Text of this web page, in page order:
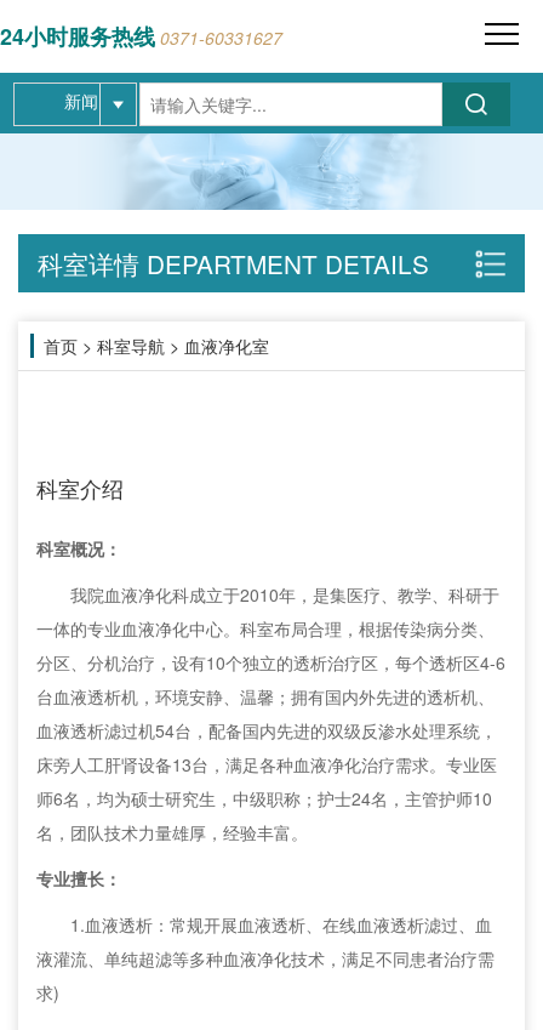
24小时服务热线 0371-60331627
新闻
科室详情 DEPARTMENT DETAILS
首页 > 科室导航 > 血液净化室
科室介绍
科室概况：
我院血液净化科成立于2010年，是集医疗、教学、科研于
一体的专业血液净化中心。科室布局合理，根据传染病分类、
分区、分机治疗，设有10个独立的透析治疗区，每个透析区4-6
台血液透析机，环境安静、温馨；拥有国内外先进的透析机、
血液透析滤过机54台，配备国内先进的双级反渗水处理系统，
床旁人工肝肾设备13台，满足各种血液净化治疗需求。专业医
师6名，均为硕士研究生，中级职称；护士24名，主管护师10
名，团队技术力量雄厚，经验丰富。
专业擅长：
1.血液透析：常规开展血液透析、在线血液透析滤过、血
液灌流、单纯超滤等多种血液净化技术，满足不同患者治疗需
求)